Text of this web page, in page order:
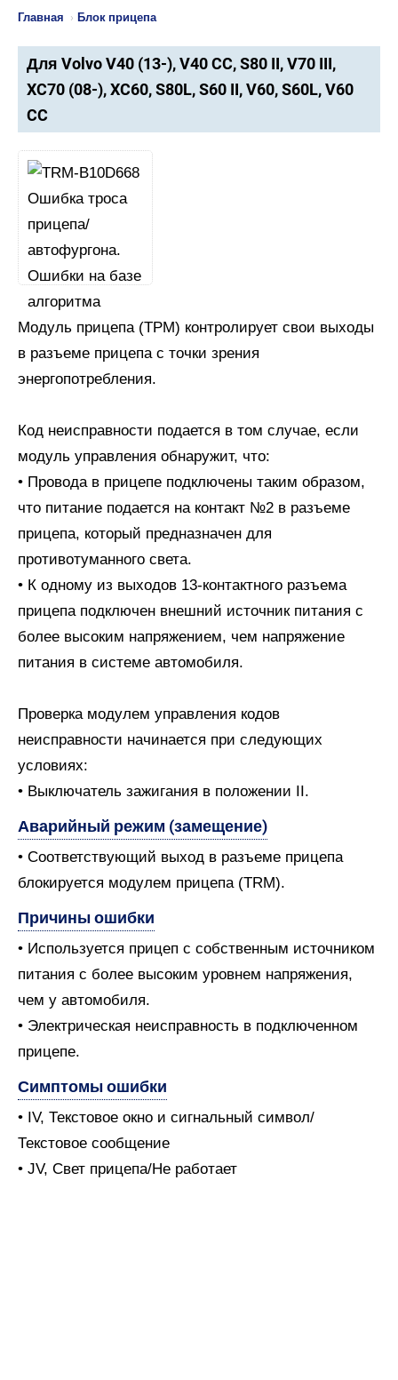
Главная › Блок прицепа
Для Volvo V40 (13-), V40 CC, S80 II, V70 III,
XC70 (08-), XC60, S80L, S60 II, V60, S60L, V60
CC
Модуль прицепа (ТРМ) контролирует свои выходы
в разъеме прицепа с точки зрения
энергопотребления.
Код неисправности подается в том случае, если
модуль управления обнаружит, что:
• Провода в прицепе подключены таким образом,
что питание подается на контакт №2 в разъеме
прицепа, который предназначен для
противотуманного света.
• К одному из выходов 13-контактного разъема
прицепа подключен внешний источник питания с
более высоким напряжением, чем напряжение
питания в системе автомобиля.
Проверка модулем управления кодов
неисправности начинается при следующих
условиях:
• Выключатель зажигания в положении II.
Аварийный режим (замещение)
• Соответствующий выход в разъеме прицепа
блокируется модулем прицепа (TRM).
Причины ошибки
• Используется прицеп с собственным источником
питания с более высоким уровнем напряжения,
чем у автомобиля.
• Электрическая неисправность в подключенном
прицепе.
Симптомы ошибки
• IV, Текстовое окно и сигнальный символ/
Текстовое сообщение
• JV, Свет прицепа/Не работает